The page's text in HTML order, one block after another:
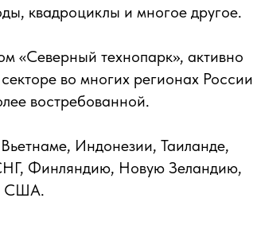
квадроциклы и многое другое.
«Северный технопарк», активно
во многих регионах России
востребованной.
Индонезии, Таиланде,
Финляндию, Новую Зеландию,
США.